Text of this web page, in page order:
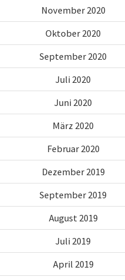
November 2020
Oktober 2020
September 2020
Juli 2020
Juni 2020
März 2020
Februar 2020
Dezember 2019
September 2019
August 2019
Juli 2019
April 2019